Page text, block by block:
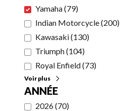
Yamaha(79)
Indian Motorcycle(200)
Kawasaki(130)
Triumph(104)
Royal Enfield(73)
Voir plus
ANNÉE
2026(70)